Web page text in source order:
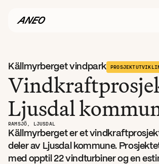
Källmyrberget vindpark
Ljusdal
RAMSJÖ, LJUSDAL
Källmyrberget er et
deler av Ljusdal kommune.
med opptil 22 vindturbiner og en